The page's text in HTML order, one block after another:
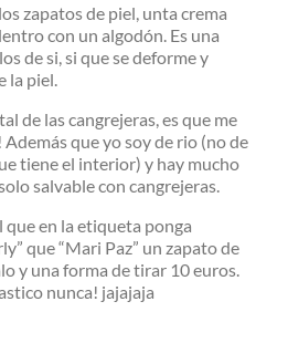
zapatos de piel, unta crema
con un algodón. Es una
de si, si que se deforme y
la piel.
de las cangrejeras, es que me
que yo soy de rio (no de
tiene el interior) y hay mucho
salvable con cangrejeras.
que en la etiqueta ponga
que “Mari Paz” un zapato de
y una forma de tirar 10 euros.
nunca! jajajaja